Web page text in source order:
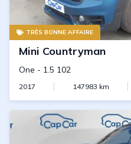
TRÈS BONNE AFFAIRE
Mini Countryman
One - 1.5 102
2017 147983 km